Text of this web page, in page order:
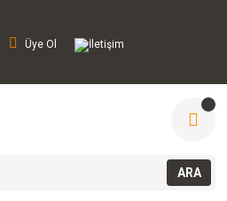
Üye Ol İletişim
ARA